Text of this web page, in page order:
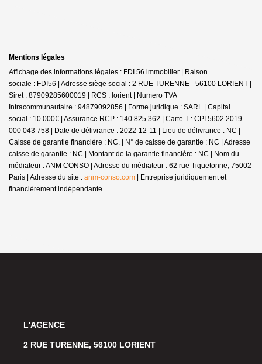
Mentions légales
Affichage des informations légales : FDI 56 immobilier | Raison
sociale : FDI56 | Adresse siège social : 2 RUE TURENNE - 56100 LORIENT |
Siret : 87909285600019 | RCS : lorient | Numero TVA
Intracommunautaire : 94879092856 | Forme juridique : SARL | Capital
social : 10 000€ | Assurance RCP : 140 825 362 | Carte T : CPI 5602 2019
000 043 758 | Date de délivrance : 2022-12-11 | Lieu de délivrance : NC |
Caisse de garantie financière : NC. | N° de caisse de garantie : NC | Adresse
caisse de garantie : NC | Montant de la garantie financière : NC | Nom du
médiateur : ANM CONSO | Adresse du médiateur : 62 rue Tiquetonne, 75002
Paris | Adresse du site : anm-conso.com | Entreprise juridiquement et
financièrement indépendante
L'AGENCE
2 RUE TURENNE, 56100 LORIENT